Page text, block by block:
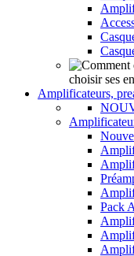
choisir ses
Amplificateurs,
Pack